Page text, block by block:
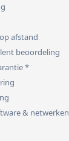
afstand
beoordeling
*
& netwerken